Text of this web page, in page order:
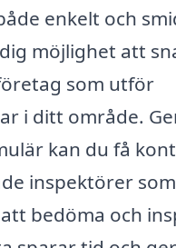
enkelt och
möjlighet att
som utför
i ditt område.
kan du få
inspektörer
bedöma och